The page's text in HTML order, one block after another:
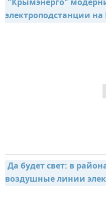
"Крымэнерго"
электроподстанции
Да будет свет: в
воздушные линии